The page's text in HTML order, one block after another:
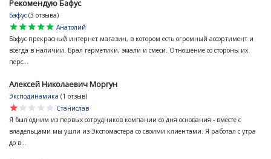
Рекомендую Бафус
Бафус (3 отзыва)
star
star
star
star
star
Анатолий
Бафус прекрасный интернет магазин, в котором есть огромный ассортимент и
всегда в наличии. Брал герметики, эмали и смеси. Отношение со стороны их
перс...
Алексей Николаевич Моргун
Эксподинамика (1 отзыв)
star
star
star
star
star
Станислав
Я был одним из первых сотрудников компании со дня основания - вместе с
владельцами мы ушли из Экспомастера со своими клиентами. Я работал с утра
до в...